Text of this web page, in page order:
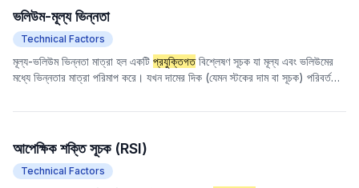
ভলিউম-মূল্য ভিন্নতা
Technical Factors
মূল্য-ভলিউম ভিন্নতা মাত্রা হল একটি প্রযুক্তিগতবিশ্লেষণ সূচক যা মূল্য এবং ভলিউমের
মধ্যে ভিন্নতার মাত্রা পরিমাপ করে। যখন দামের দিক (যেমন স্টকের দাম বা সূচক) পরিবর্তনের
এই ভিন্নতা ঘটনার তীব্রতা পরিমাপ করা, যার মাধ্যমে বাজারের প্রবণতার সম্ভাব্য ঝুঁকি এবং
আপেক্ষিক শক্তি সূচক (RSI)
Technical Factors